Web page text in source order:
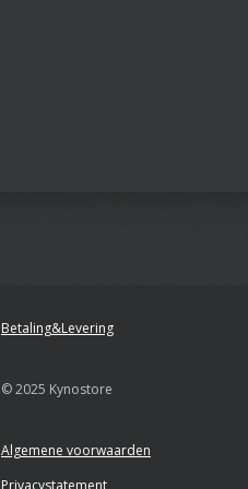
Betaling&Levering
© 2025 Kynostore
Algemene voorwaarden
Privacystatement